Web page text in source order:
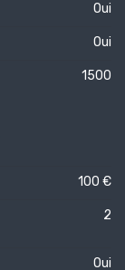
Oui
Oui
1500
100 €
2
Oui